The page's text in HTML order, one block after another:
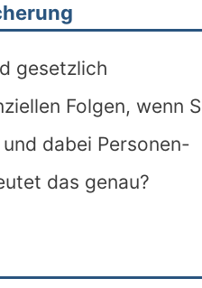
gesetzlich
Folgen, wenn
dabei Personen-
das genau?